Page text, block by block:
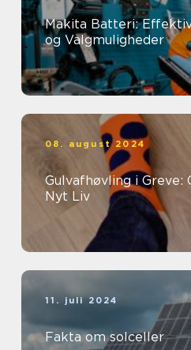
Makita Batteri:
og Valgmuligheder
08. august 2024
Gulvafhøvling i
Nyt Liv
11. juli 2024
Fakta om solceller